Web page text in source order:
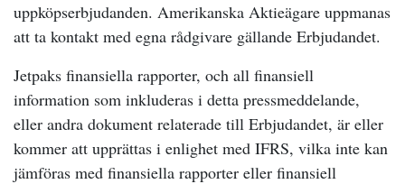
uppköpserbjudanden. Amerikanska Aktieägare uppmanas
att ta kontakt med egna rådgivare gällande Erbjudandet.
Jetpaks finansiella rapporter, och all finansiell
information som inkluderas i detta pressmeddelande,
eller andra dokument relaterade till Erbjudandet, är eller
kommer att upprättas i enlighet med IFRS, vilka inte kan
jämföras med finansiella rapporter eller finansiell